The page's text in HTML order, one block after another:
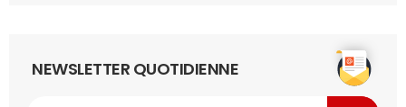
NEWSLETTER QUOTIDIENNE